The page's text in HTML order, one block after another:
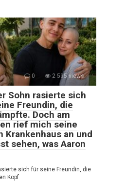
0 2 595 views
Sohn rasierte sich
Freundin, die
Doch am
rief mich seine
Krankenhaus an und
sehen, was Aaron
sich für seine Freundin, die
Kopf